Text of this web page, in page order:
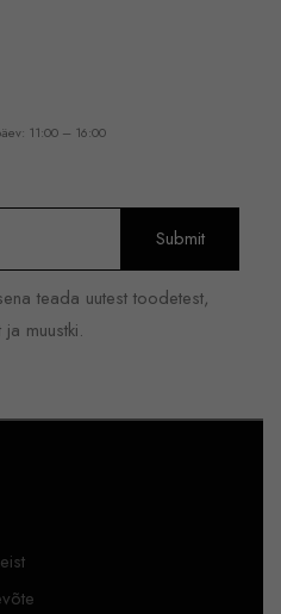
11:00 – 16:00
teada uutest toodetest,
muustki.